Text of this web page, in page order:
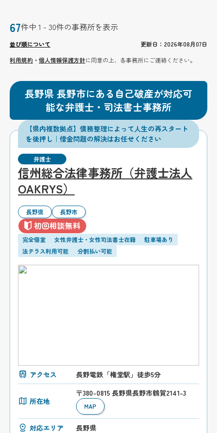
67件中 1 - 30件の事務所を表示
並び順について
更新日：2026年08月07日
利用規約 ・個人情報保護方針に同意の上、各事務所にご連絡ください。
長野県 長野市にある自己破産が対応可
能な弁護士・司法書士事務所
【県内複数拠点】債務整理によって人生の再スタート
を後押し｜借金問題の解決はお任せください
弁護士
信州総合法律事務所（弁護士法人
OAKRYS）
長野県 長野市
初回相談無料
完全個室 女性弁護士・女性司法書士在籍
駐車場あり
法テラス利用可能
分割払い可能
アクセス 長野電鉄「権堂駅」徒歩5分
所在地
〒380-0815 長野県長野市鶴賀2141-3
MAP
対応エリア 長野県